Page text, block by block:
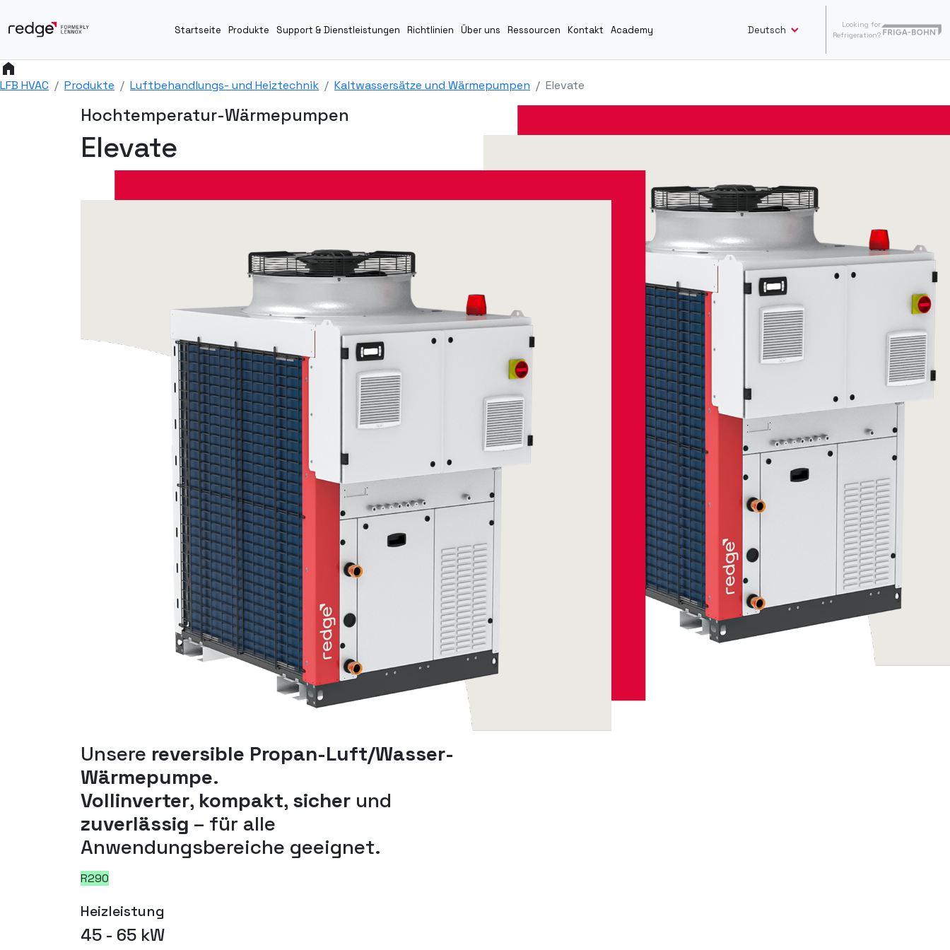
Startseite Produkte Support & Dienstleistungen Richtlinien Über uns Ressourcen Kontakt Academy Deutsch
Looking for
Refrigeration?
home
LFB HVAC Produkte Luftbehandlungs- und Heiztechnik Kaltwassersätze und Wärmepumpen Elevate
Hochtemperatur-Wärmepumpen
Elevate
Unsere reversible Propan-Luft/Wasser-
Wärmepumpe.
Vollinverter, kompakt, sicher und
zuverlässig – für alle
Anwendungsbereiche geeignet.
R290
Heizleistung
45 - 65 kW